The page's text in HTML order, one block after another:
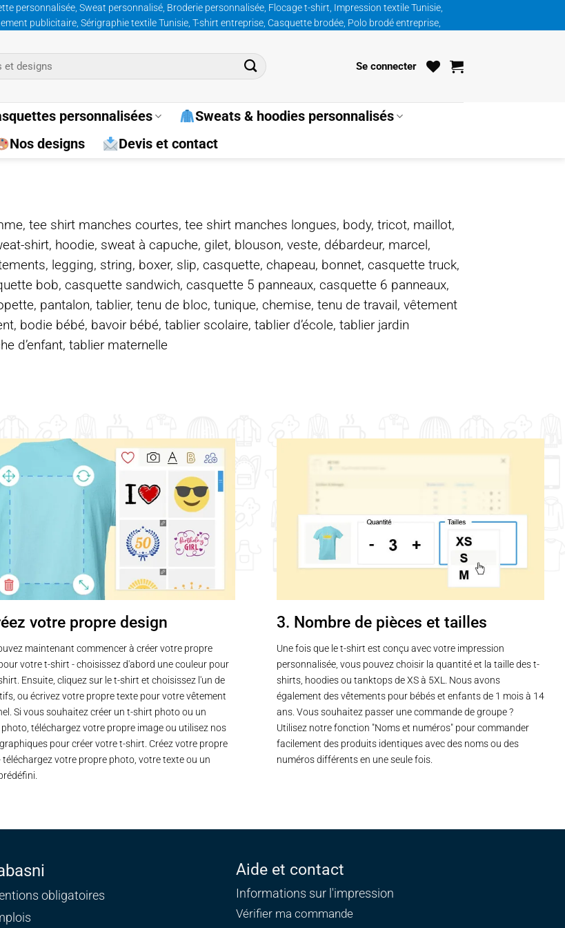
personnalisée, Sweat personnalisé, Broderie personnalisée, Flocage t-shirt, Impression textile Tunisie,
publicitaire, Sérigraphie textile Tunisie, T-shirt entreprise, Casquette brodée, Polo brodé entreprise,
Se connecter
personnalisées
Sweats & hoodies personnalisés
Nos designs
Devis et contact
tee shirt manches courtes, tee shirt manches longues, body, tricot, maillot,
shirt, hoodie, sweat à capuche, gilet, blouson, veste, débardeur, marcel,
legging, string, boxer, slip, casquette, chapeau, bonnet, casquette truck,
bob, casquette sandwich, casquette 5 panneaux, casquette 6 panneaux,
pantalon, tablier, tenu de bloc, tunique, chemise, tenu de travail, vêtement
bodie bébé, bavoir bébé, tablier scolaire, tablier d’école, tablier jardin
d’enfant, tablier maternelle
votre propre design
maintenant commencer à créer votre propre
votre t-shirt - choisissez d'abord une couleur pour
Ensuite, cliquez sur le t-shirt et choisissez l'un de
ou écrivez votre propre texte pour votre vêtement
Si vous souhaitez créer un t-shirt photo ou un
téléchargez votre propre image ou utilisez nos
pour créer votre t-shirt. Créez votre propre
téléchargez votre propre photo, votre texte ou un
3. Nombre de pièces et tailles
Une fois que le t-shirt est conçu avec votre impression
personnalisée, vous pouvez choisir la quantité et la taille des t-
shirts, hoodies ou tanktops de XS à 5XL. Nous avons
également des vêtements pour bébés et enfants de 1 mois à 14
ans. Vous souhaitez passer une commande de groupe ?
Utilisez notre fonction "Noms et numéros" pour commander
facilement des produits identiques avec des noms ou des
numéros différents en une seule fois.
obligatoires
Aide et contact
Informations sur l'impression
Vérifier ma commande